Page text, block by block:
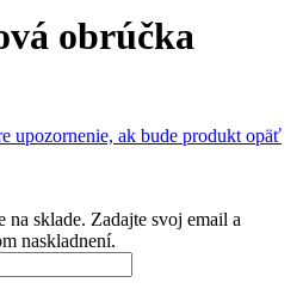
obrúčka
upozornenie, ak bude produkt opäť
na sklade. Zadajte svoj email a
naskladnení.